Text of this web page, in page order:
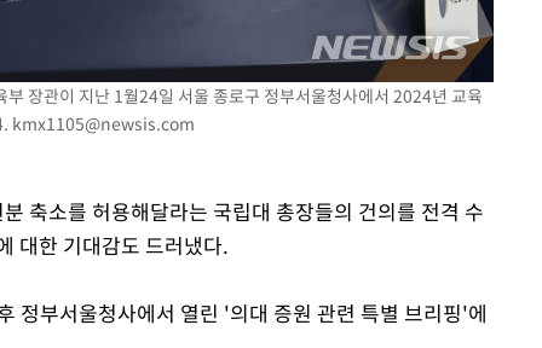
장관이 지난 1월24일 서울 종로구 정부서울청사에서 2024년 교육
kmx1105@newsis.com
축소를 허용해달라는 국립대 총장들의 건의를 전격 수
대한 기대감도 드러냈다.
정부서울청사에서 열린 '의대 증원 관련 특별 브리핑'에